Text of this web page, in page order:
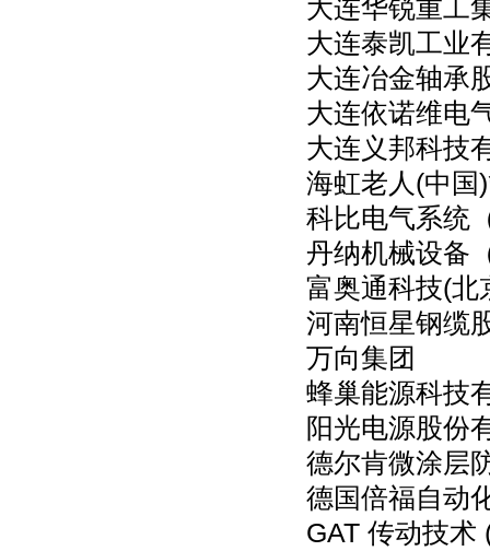
大连华锐重工
大连泰凯工业
大连冶金轴承
大连依诺维电
大连义邦科技
海虹老人(中国
科比电气系统
丹纳机械设备
富奥通科技(北
河南恒星钢缆
万向集团
蜂巢能源科技
阳光电源股份
德尔肯微涂层
德国倍福自动
GAT 传动技术